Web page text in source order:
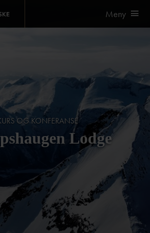
Meny
OG KONFERANSE
Lodge